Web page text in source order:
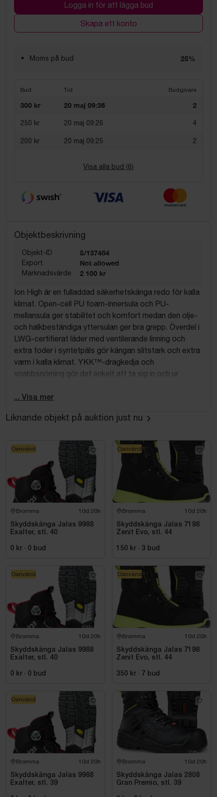
Logga in för att lägga bud
Skapa ett konto
Moms på bud 25%
Bud Tid Budgivare
300 kr 20 maj 09:36 2
250 kr 20 maj 09:26 4
200 kr 20 maj 09:25 2
Visa alla bud (6)
Objektbeskrivning
Objekt-ID 5/137484
Export Not allowed
Marknadsvärde 2 100 kr
Ion High är en fulladdad säkerhetskänga redo för kalla
klimat. Open-cell PU foam-innersula och PU-
mellansula ger stabilitet och komfort medan den olje-
och halkbeständiga yttersulan ger bra grepp. Överdel i
LWG-certifierat läder med ventilerande linning och
extra foder i syntetpäls gör kängan slitstark och extra
varm i kalla klimat. YKK™-dragkedja och
snabbsnörning gör det enkelt att ta sig in och ur
ESD-funktion enligt EN IEC 61340-5-1:2016.
... Visa mer
Liknande objekt på auktion just nu
Bromma 10d 20h
Skyddskänga Jalas 9988
Exalter, stl. 40
0 kr · 0 bud
Oanvänd
Bromma 10d 20h
Skyddskänga Jalas 7198
Zenit Evo, stl. 44
150 kr · 3 bud
Oanvänd
Bromma 10d 20h
Skyddskänga Jalas 9988
Exalter, stl. 40
0 kr · 0 bud
Oanvänd
Bromma 10d 20h
Skyddskänga Jalas 7198
Zenit Evo, stl. 44
350 kr · 7 bud
Oanvänd
Bromma 10d 20h
Skyddskänga Jalas 9988
Exalter, stl. 39
Oanvänd
Bromma 10d 20h
Skyddskänga Jalas 2808
Gran Premio, stl. 39